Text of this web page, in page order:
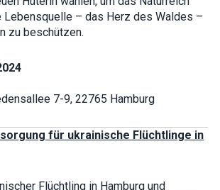
Lebensquelle – das Herz des Waldes –
zu beschützen.
7-9, 22765 Hamburg
für ukrainische Flüchtlinge in
Flüchtling in Hamburg und